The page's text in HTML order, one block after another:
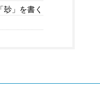
」を書く